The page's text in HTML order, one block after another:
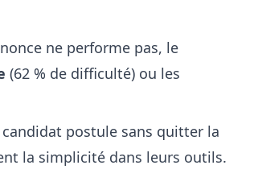
ne performe pas, le
(62 % de difficulté) ou les
candidat postule sans quitter la
la simplicité dans leurs outils.